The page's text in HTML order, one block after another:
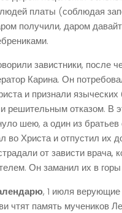
платы (соблюдая
получили, даром
завистники, после
Карина. Он
и признали языческих
решительным отказом. В
шею, а один из братьев
во Христа и отпустил их
от зависти врача,
Он заманил их в
, 1 июля верующие
чтят память мучеников